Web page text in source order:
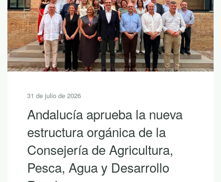
la nueva
de la
10 lecturas
descubrir la
Andalucía
Si hoy es uno de